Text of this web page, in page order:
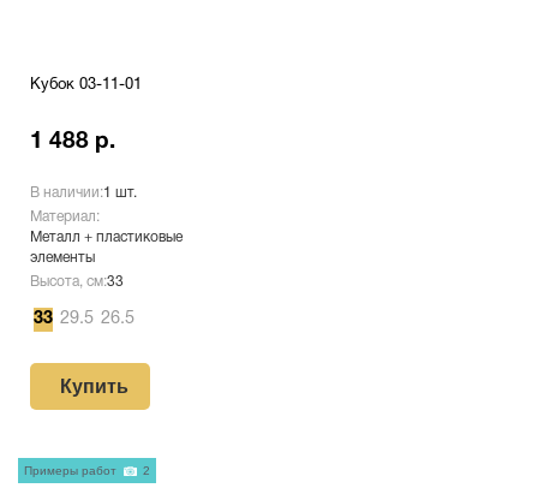
Кубок 03-11-01
1 488 р.
В наличии:1 шт.
Материал:
Металл + пластиковые
элементы
Высота, см:33
33 29.5 26.5
Купить
Примеры работ 2